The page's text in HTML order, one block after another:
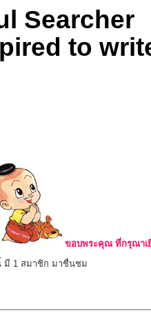
Searcher
to
ขอบพระคุณ ที่กรุณาเ
มี 1 สมาชิก มาชื่นชม